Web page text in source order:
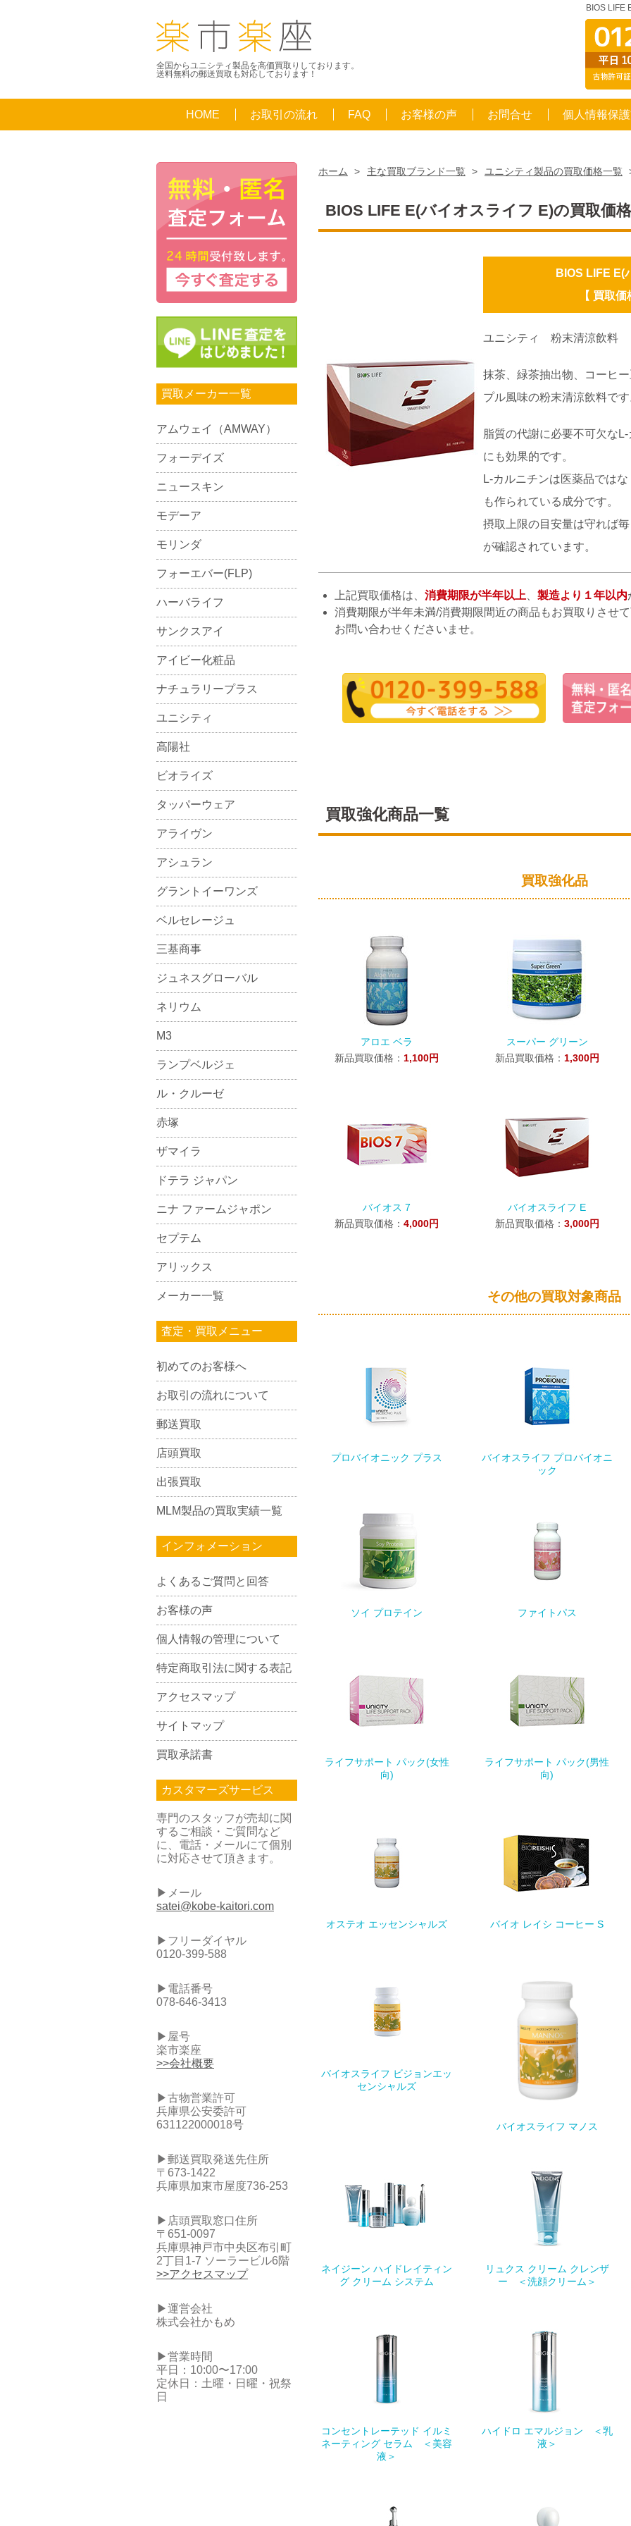
BIOS LIFE
全国からユニシティ製品を高価買取りしております。
送料無料の郵送買取も対応しております！
HOME お取引の流れ FAQ お客様の声 お問合せ 個人情報保
ホーム > 主な買取ブランド一覧 > ユニシティ製品の買取価格一覧
BIOS LIFE E(バイオスライフ E)の買取価格
BIOS LIFE E(
【 買取
ユニシティ 粉末清涼飲料
抹茶、緑茶抽出物、コーヒ
プル風味の粉末清涼飲料で
脂質の代謝に必要不可欠な
にも効果的です。
L-カルニチンは医薬品では
も作られている成分です。
摂取上限の目安量は守れば
が確認されています。
上記買取価格は、 消費期限が半年以上 製造より１年以内
消費期限が半年未満/消費期限間近の商品もお買取りさせ
お問い合わせくださいませ。
買取強化商品一覧
買取強化品
アロエ ベラ
新品買取価格： 1,100円
スーパー グリーン
新品買取価格： 1,300円
バイオス 7
新品買取価格：4,000円
バイオスライフ E
新品買取価格： 3,000円
その他の買取対象商品
プロバイオニック プラス
バイオスライフ プロバイオニ
ック
ソイ プロテイン ファイトパス
ライフサポート パック(女性
向)
ライフサポート パック(男性
向)
オステオ エッセンシャルズ バイオ レイシ コーヒー S
バイオスライフ ビジョンエッ
センシャルズ
バイオスライフ マノス
ネイジーン ハイドレイティン
グ クリーム システム
リュクス クリーム クレンザ
ー ＜洗顔クリーム＞
コンセントレーテッド イルミ
ネーティング セラム ＜美容
液＞
ハイドロ エマルジョン ＜乳
液＞
買取メーカー一覧
アムウェイ（AMWAY）
フォーデイズ
ニュースキン
モデーア
モリンダ
フォーエバー(FLP)
ハーバライフ
サンクスアイ
アイビー化粧品
ナチュラリープラス
ユニシティ
高陽社
ビオライズ
タッパーウェア
アライヴン
アシュラン
グラントイーワンズ
ベルセレージュ
三基商事
ジュネスグローバル
ネリウム
M3
ランプベルジェ
ル・クルーゼ
赤塚
ザマイラ
ドテラ ジャパン
ニナ ファームジャポン
セプテム
アリックス
メーカー一覧
査定・買取メニュー
初めてのお客様へ
お取引の流れについて
郵送買取
店頭買取
出張買取
MLM製品の買取実績一覧
インフォメーション
よくあるご質問と回答
お客様の声
個人情報の管理について
特定商取引法に関する表記
アクセスマップ
サイトマップ
買取承諾書
カスタマーズサービス
専門のスタッフが売却に関
するご相談・ご質問など
に、電話・メールにて個別
に対応させて頂きます。
▶メール
satei@kobe-kaitori.com
▶フリーダイヤル
0120-399-588
▶電話番号
078-646-3413
▶屋号
楽市楽座
>>会社概要
▶古物営業許可
兵庫県公安委許可
631122000018号
▶郵送買取発送先住所
〒673-1422
兵庫県加東市屋度736-253
▶店頭買取窓口住所
〒651-0097
兵庫県神戸市中央区布引町
2丁目1-7 ソーラービル6階
>>アクセスマップ
▶運営会社
株式会社かもめ
▶営業時間
平日：10:00〜17:00
定休日：土曜・日曜・祝祭
日